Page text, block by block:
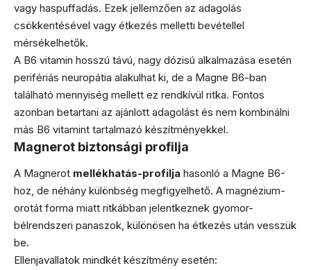
vagy haspuffadás. Ezek jellemzően az adagolás
csökkentésével vagy étkezés melletti bevétellel
mérsékelhetők.
A B6 vitamin hosszú távú, nagy dózisú alkalmazása esetén
perifériás neuropátia alakulhat ki, de a Magne B6-ban
található mennyiség mellett ez rendkívül ritka. Fontos
azonban betartani az ajánlott adagolást és nem kombinálni
más B6 vitamint tartalmazó készítményekkel.
Magnerot biztonsági profilja
A Magnerot mellékhatás-profilja hasonló a Magne B6-
hoz, de néhány különbség megfigyelhető. A magnézium-
orotát forma miatt ritkábban jelentkeznek gyomor-
bélrendszeri panaszok, különösen ha étkezés után vesszük
be.
Ellenjavallatok mindkét készítmény esetén: